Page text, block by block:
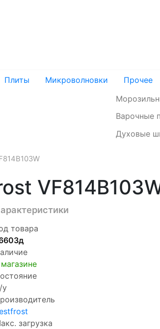
Плиты Микроволновки
Прочее
Варочные
Духовые
товара
у
загрузка